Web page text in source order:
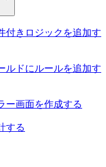
付きロジックを追加す
ルドにルールを追加す
ー画面を作成する
する